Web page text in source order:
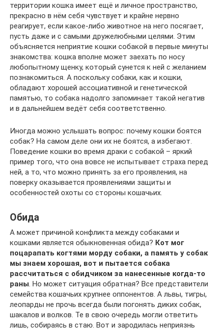
территории кошка имеет ещё и личное пространство,
прекрасно в нём себя чувствует и крайне нервно
реагирует, если какое-либо животное на него посягает,
пусть даже и с самыми дружелюбными целями. Этим
объясняется неприятие кошки собакой в первые минуты
знакомства: кошка вполне может заехать по носу
любопытному щенку, который сунется к ней с желанием
познакомиться. А поскольку собаки, как и кошки,
обладают хорошей ассоциативной и генетической
памятью, то собака надолго запоминает такой негатив
и в дальнейшем ведёт себя соответственно.
Иногда можно услышать вопрос: почему кошки боятся
собак? На самом деле они их не боятся, а избегают.
Поведение кошки во время драки с собакой – яркий
пример того, что она вовсе не испытывает страха перед
ней, а то, что можно принять за его проявления, на
поверку оказывается проявлениями защиты и
особенностей охоты со стороны кошачьих.
Обида
А может причиной конфликта между собаками и
кошками является обыкновенная обида? Кот мог
поцарапать когтями морду собаки, а память у собак
мы знаем хорошая, вот и пытается собака
рассчитаться с обидчиком за нанесенные когда-то
раны. Но может ситуация обратная? Все представители
семейства кошачьих крупнее оппонентов. А львы, тигры,
леопарды не прочь всегда были погонять диких собак,
шакалов и волков. Те в свою очередь могли ответить
лишь, собираясь в стаю. Вот и зародилась неприязнь